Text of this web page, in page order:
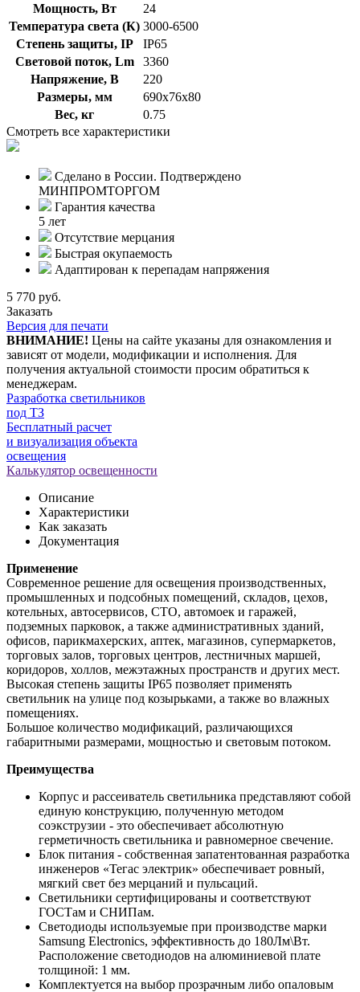
Мощность, Вт
24
Температура света (К) 3000-6500
Степень защиты, IP
IP65
Световой поток, Lm
3360
Напряжение, В
220
Размеры, мм
690х76х80
Вес, кг
0.75
Смотреть все характеристики
Сделано в России. Подтверждено
МИНПРОМТОРГОМ
Гарантия качества
5 лет
Отсутствие мерцания
Быстрая окупаемость
Адаптирован к перепадам напряжения
5 770 руб.
Заказать
Версия для печати
ВНИМАНИЕ! Цены на сайте указаны для ознакомления и
зависят от модели, модификации и исполнения. Для
получения актуальной стоимости просим обратиться к
менеджерам.
Разработка светильников
под ТЗ
Бесплатный расчет
и визуализация объекта
освещения
Калькулятор освещенности
Описание
Характеристики
Как заказать
Документация
Применение
Современное решение для освещения производственных,
промышленных и подсобных помещений, складов, цехов,
котельных, автосервисов, СТО, автомоек и гаражей,
подземных парковок, а также административных зданий,
офисов, парикмахерских, аптек, магазинов, супермаркетов,
торговых залов, торговых центров, лестничных маршей,
коридоров, холлов, межэтажных пространств и других мест.
Высокая степень защиты IP65 позволяет применять
светильник на улице под козырьками, а также во влажных
помещениях.
Большое количество модификаций, различающихся
габаритными размерами, мощностью и световым потоком.
Преимущества
Корпус и рассеиватель светильника представляют собой
единую конструкцию, полученную методом
соэкструзии - это обеспечивает абсолютную
герметичность светильника и равномерное свечение.
Блок питания - собственная запатентованная разработка
инженеров «Тегас электрик» обеспечивает ровный,
мягкий свет без мерцаний и пульсаций.
Светильники сертифицированы и соответствуют
ГОСТам и СНИПам.
Светодиоды используемые при производстве марки
Samsung Electronics, эффективность до 180Лм\Вт.
Расположение светодиодов на алюминиевой плате
толщиной: 1 мм.
Комплектуется на выбор прозрачным либо опаловым